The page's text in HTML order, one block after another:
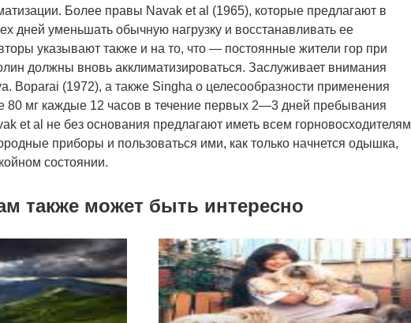
Более правы Navak et al (1965), которые предлагают в
дней уменьшать обычную нагрузку и восстанавливать ее
указывают также и на то, что — постоянные жители гор при
должны вновь акклиматизироваться. Заслуживает внимания
Boparai (1972), а также Singha о целесообразности применения
80 мг каждые 12 часов в течение первых 2—3 дней пребывания
et al не без основания предлагают иметь всем горновосходителям
приборы и пользоваться ими, как только начнется одышка,
состоянии.
также может быть интересно